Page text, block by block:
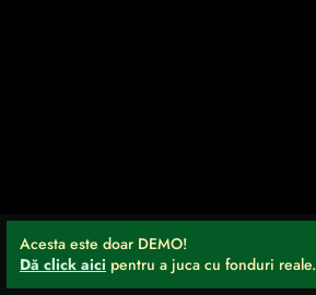
Acesta este doar DEMO!
Dă click aici pentru a juca cu fonduri reale.